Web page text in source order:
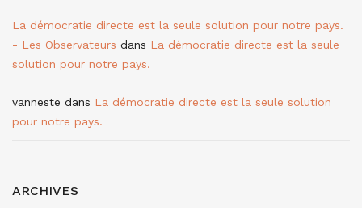
La démocratie directe est la seule solution pour notre pays.
- Les Observateurs dans La démocratie directe est la seule
solution pour notre pays.
vanneste dans La démocratie directe est la seule solution
pour notre pays.
ARCHIVES